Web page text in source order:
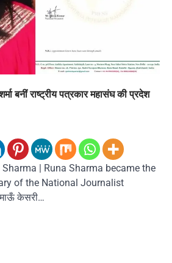
बनीं राष्ट्रीय पत्रकार महासंघ की प्रदेश
| Runa Sharma became the
of the National Journalist
केसरी…